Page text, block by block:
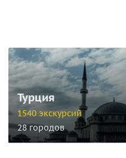
Турция
1540 экскурсий
28 городов